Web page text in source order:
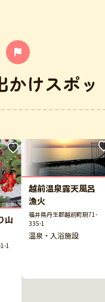
かけスポッ
山
1
越前温泉露天風呂
漁火
福井県丹生郡越前町厨71-
335-1
温泉・入浴施設